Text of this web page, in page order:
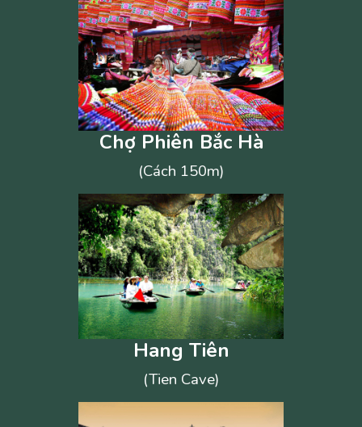
Chợ Phiên Bắc Hà
(Cách 150m)
Hang Tiên
(Tien Cave)